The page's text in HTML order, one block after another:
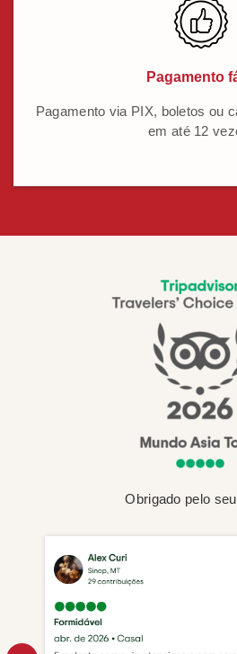
Pagamento
Pagamento via PIX, boletos ou
em até 12
Obrigado pelo